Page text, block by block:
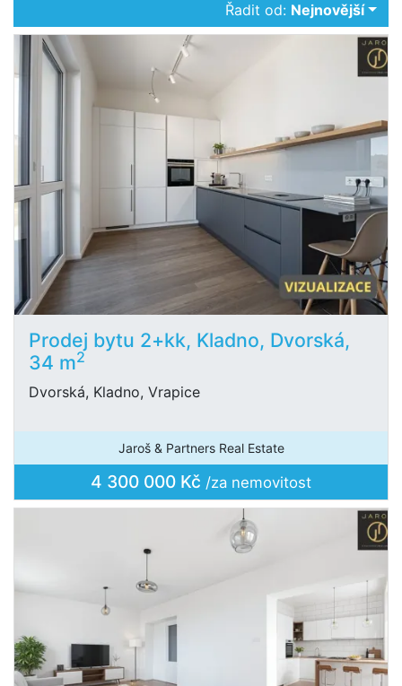
Řadit od: Nejnovější
Prodej bytu 2+kk, Kladno, Dvorská,
34 m2
Dvorská, Kladno, Vrapice
Jaroš & Partners Real Estate
4 300 000 Kč /za nemovitost